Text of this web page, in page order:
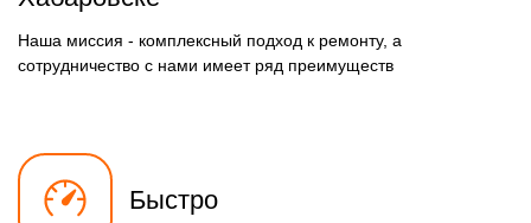
резинок, креплений, кнопок)
900 р
Наша миссия - комплексный подход к ремонту, а
сотрудничество с нами имеет ряд преимуществ
Быстро